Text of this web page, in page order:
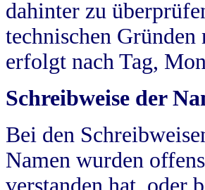
dahinter zu
technischen
erfolgt nach Tag,
Schreibweise der
Bei den
Namen wurden